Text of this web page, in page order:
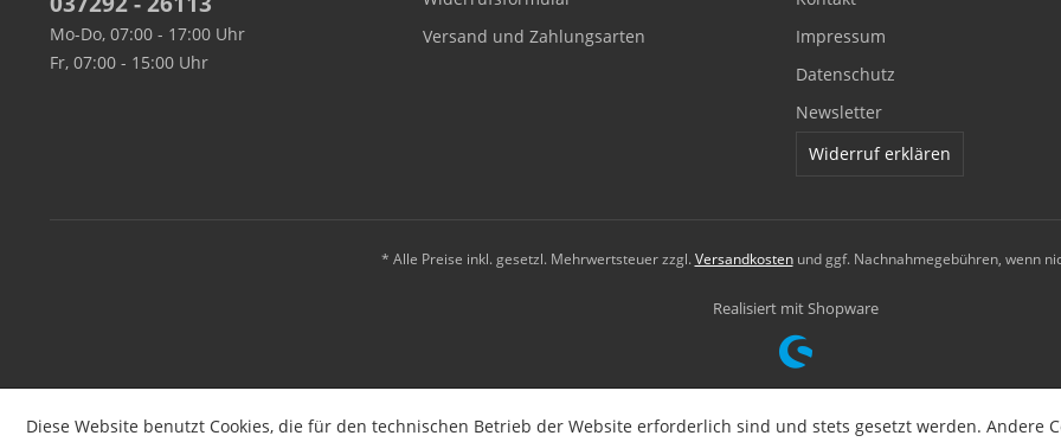
Mo-Do, 07:00 - 17:00 Uhr
Fr, 07:00 - 15:00 Uhr
Versand und Zahlungsarten
Impressum
Datenschutz
Newsletter
Widerruf erklären
* Alle Preise inkl. gesetzl. Mehrwertsteuer zzgl. Versandkostenund ggf. Nachnahmegebühren, wenn
Realisiert mit Shopware
Diese Website benutzt Cookies, die für den technischen Betrieb der Website erforderlich sind und stets gesetzt werden. Andere